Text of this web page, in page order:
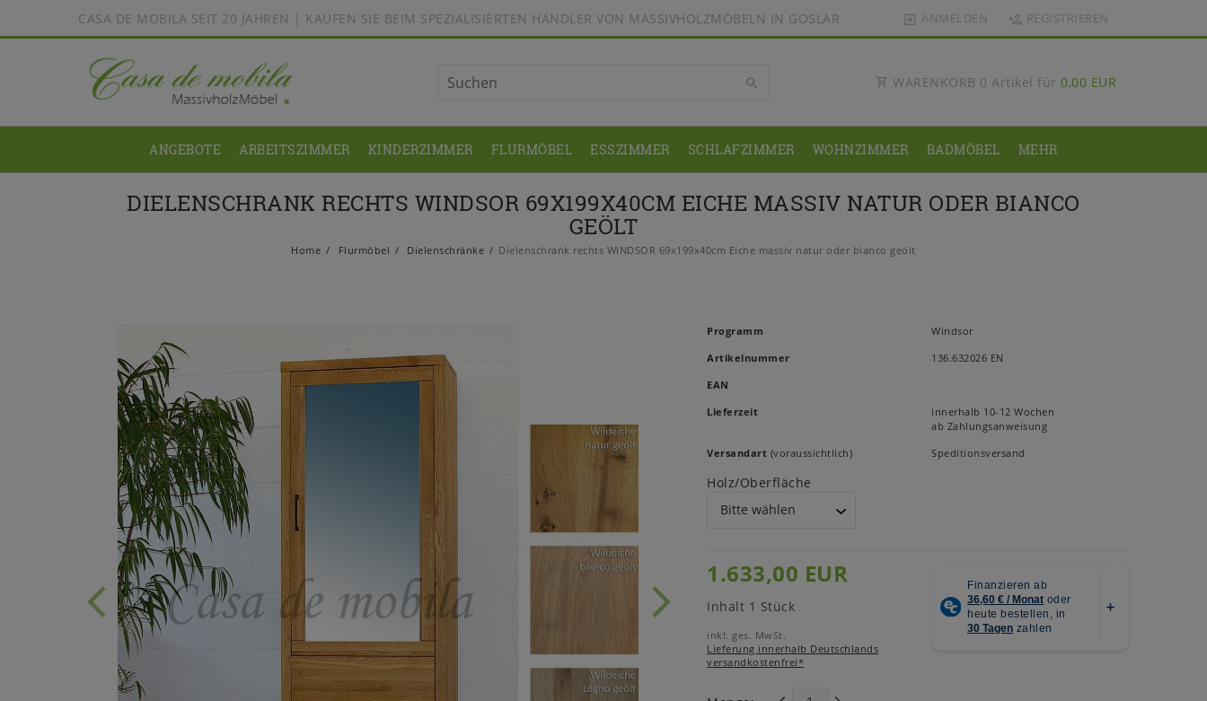
CASA DE MOBILA SEIT 20 JAHREN | KAUFEN SIE BEIM SPEZIALISIERTEN HÄNDLER VON MASSIVHOLZMÖBELN IN GOSLAR ANMELDEN REGISTRIEREN
WARENKORB 0 Artikel für 0,00 EUR
ANGEBOTE ARBEITSZIMMER KINDERZIMMER FLURMÖBEL ESSZIMMER SCHLAFZIMMER WOHNZIMMER BADMÖBEL MEHR
DIELENSCHRANK RECHTS WINDSOR 69X199X40CM EICHE MASSIV NATUR ODER BIANCO
GEÖLT
Home Flurmöbel Dielenschränke Dielenschrank rechts WINDSOR 69x199x40cm Eiche massiv natur oder bianco geölt
Programm
Windsor
Artikelnummer
136.632026 EN
EAN
Lieferzeit
innerhalb 10-12 Wochen
ab Zahlungsanweisung
Versandart (voraussichtlich) Speditionsversand
Holz/Oberfläche
1.633,00 EUR
Inhalt 1 Stück
inkl. ges. MwSt.
Lieferung innerhalb Deutschlands
versandkostenfrei*